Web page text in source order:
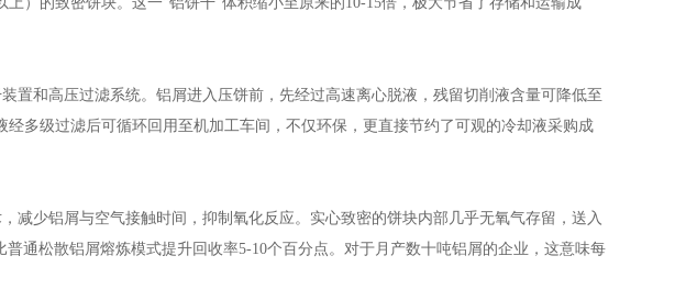
置和高压过滤系统。铝屑进入压饼前，先经过高速离心脱液，残留切削液含量可降低至
多级过滤后可循环回用至机加工车间，不仅环保，更直接节约了可观的冷却液采购成
减少铝屑与空气接触时间，抑制氧化反应。实心致密的饼块内部几乎无氧气存留，送入
通松散铝屑熔炼模式提升回收率5-10个百分点。对于月产数十吨铝屑的企业，这意味每